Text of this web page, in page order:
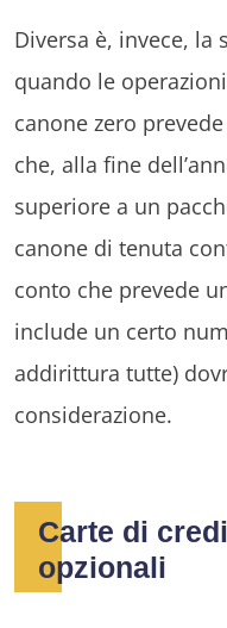
Diversa è, invece, la
quando le
canone zero
che, alla fine
superiore a un
canone di tenuta
conto che prevede
include un certo
addirittura tutte)
considerazione.
Carte di
opzionali